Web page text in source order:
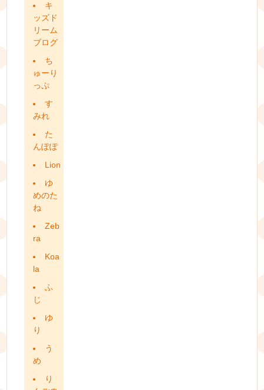
キ
ッズド
リーム
ブログ
ち
ゅーり
っぷ
す
みれ
た
んぽぽ
Lion
ゆ
めのた
ね
Zeb
ra
Koa
la
ふ
じ
ゆ
り
う
め
り